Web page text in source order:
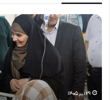
ض
و
ر
د
ک
ت
ر